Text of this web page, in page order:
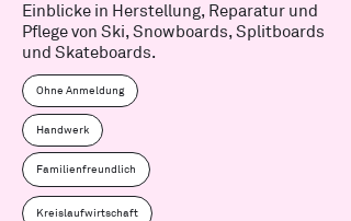
Einblicke in Herstellung, Reparatur und
Pflege von Ski, Snowboards, Splitboards
und Skateboards.
Ohne Anmeldung
Handwerk
Familienfreundlich
Kreislaufwirtschaft